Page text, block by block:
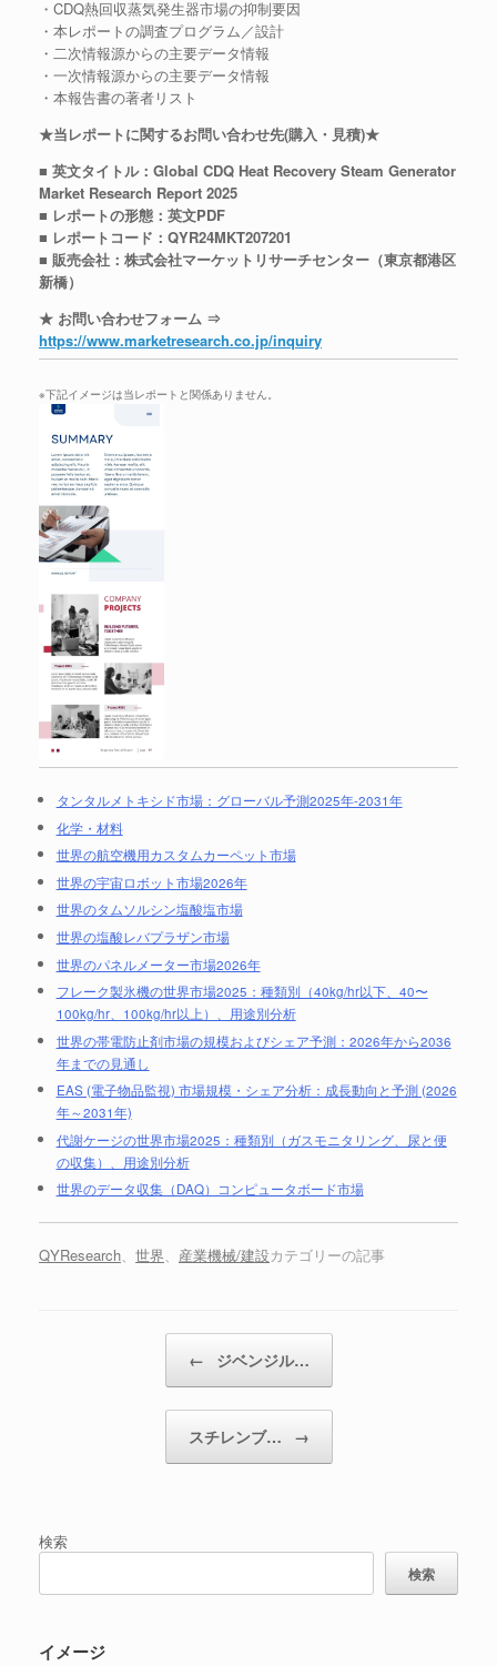
・CDQ熱回収蒸気発生器市場の抑制要因
・本レポートの調査プログラム／設計
・二次情報源からの主要データ情報
・一次情報源からの主要データ情報
・本報告書の著者リスト
★当レポートに関するお問い合わせ先(購入・見積)★
■ 英文タイトル：Global CDQ Heat Recovery Steam Generator
Market Research Report 2025
■ レポートの形態：英文PDF
■ レポートコード：QYR24MKT207201
■ 販売会社：株式会社マーケットリサーチセンター（東京都港区
新橋）
★ お問い合わせフォーム ⇒
https://www.marketresearch.co.jp/inquiry
※下記イメージは当レポートと関係ありません。
タンタルメトキシド市場：グローバル予測2025年-2031年
化学・材料
世界の航空機用カスタムカーペット市場
世界の宇宙ロボット市場2026年
世界のタムソルシン塩酸塩市場
世界の塩酸レバプラザン市場
世界のパネルメーター市場2026年
フレーク製氷機の世界市場2025：種類別（40kg/hr以下、40〜
100kg/hr、100kg/hr以上）、用途別分析
世界の帯電防止剤市場の規模およびシェア予測：2026年から2036
年までの見通し
EAS (電子物品監視) 市場規模・シェア分析：成長動向と予測 (2026
年～2031年)
代謝ケージの世界市場2025：種類別（ガスモニタリング、尿と便
の収集）、用途別分析
世界のデータ収集（DAQ）コンピュータボード市場
QYResearch、 世界、 産業機械/建設カテゴリーの記事
← ジベンジル…
スチレンブ… →
検索
検索
イメージ